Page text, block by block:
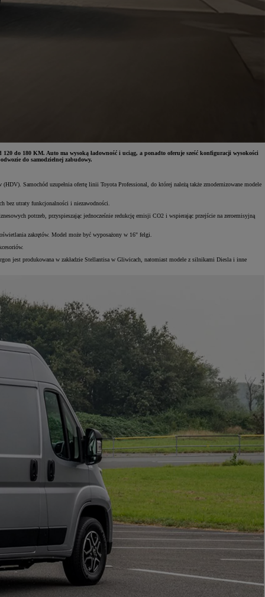
do 180 KM. Auto ma wysoką ładowność i uciąg, a ponadto oferuje sześć konfiguracji wysokości
do samodzielnej zabudowy.
Samochód uzupełnia ofertę linii Toyota Professional, do której należą także zmodernizowane modele
bez utraty funkcjonalności i niezawodności.
potrzeb, przyspieszając jednocześnie redukcję emisji CO2 i wspierając przejście na zeroemisyjną
zakrętów. Model może być wyposażony w 16" felgi.
jest produkowana w zakładzie Stellantisa w Gliwicach, natomiast modele z silnikami Diesla i inne